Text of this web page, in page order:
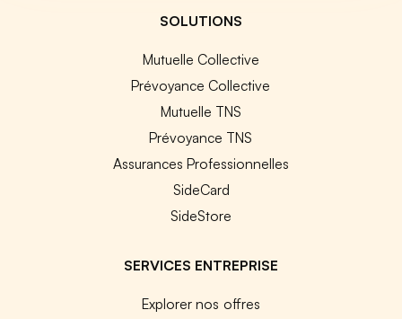
SOLUTIONS
Mutuelle Collective
Prévoyance Collective
Mutuelle TNS
Prévoyance TNS
Assurances Professionnelles
SideCard
SideStore
SERVICES ENTREPRISE
Explorer nos offres